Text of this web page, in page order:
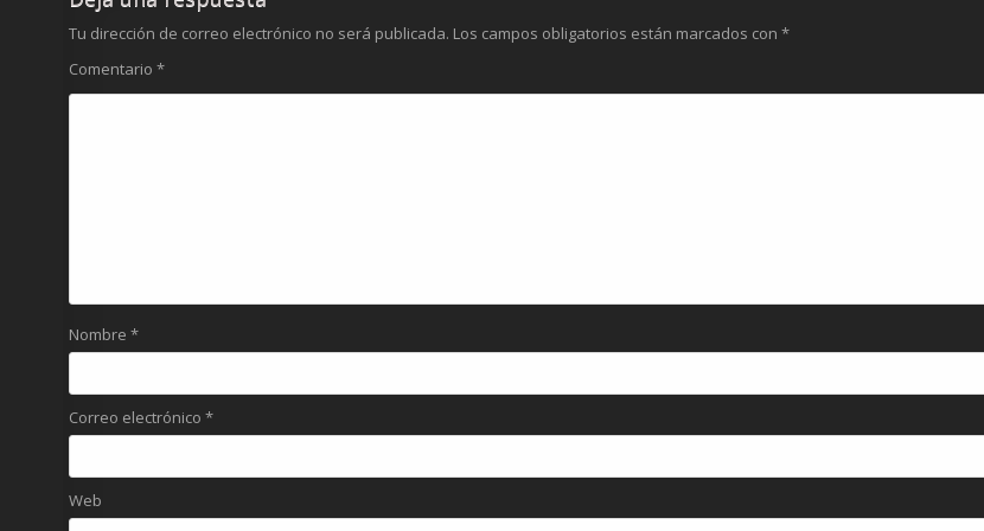
Tu dirección de correo electrónico no será publicada. Los campos obligatorios están marcados con*
Comentario*
Nombre*
Correo electrónico*
Web